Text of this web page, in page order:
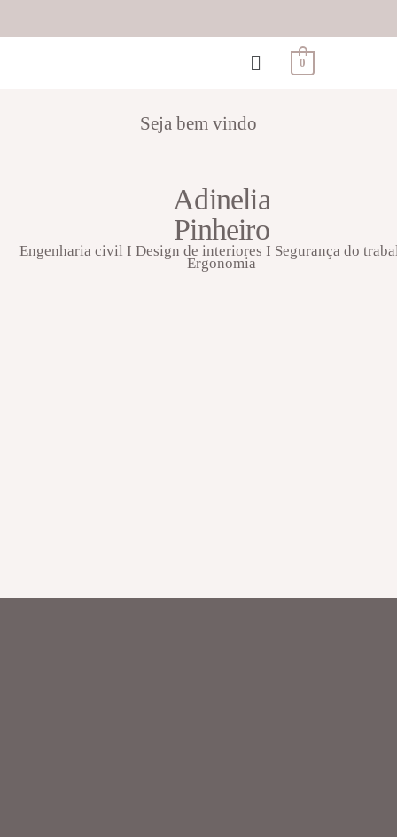
0
Seja bem vindo
Adinelia
Pinheiro
Engenharia civil I Design de interiores I Segurança do
Ergonomia